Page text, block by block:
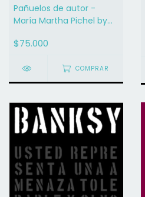
Pañuelos de autor -
María Martha Pichel by
$75.000
COMPRAR